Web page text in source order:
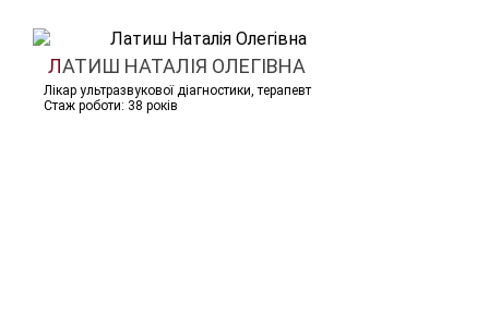
ЛАТИШ НАТАЛІЯ ОЛЕГІВНА
Лікар ультразвукової діагностики, терапевт
Стаж роботи: 38 років